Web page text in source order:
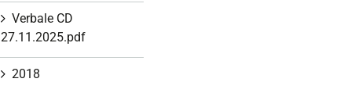
Verbale CD
27.11.2025.pdf
2018